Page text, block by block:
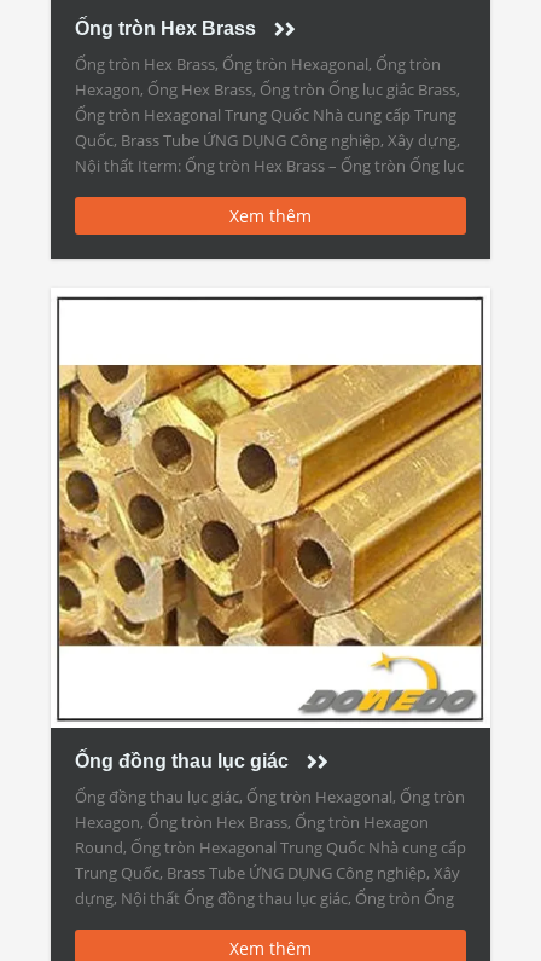
Ống tròn Hex Brass
Ống tròn Hex Brass, Ống tròn Hexagonal, Ống tròn
Hexagon, Ống Hex Brass, Ống tròn Ống lục giác Brass,
Ống tròn Hexagonal Trung Quốc Nhà cung cấp Trung
Quốc, Brass Tube ỨNG DỤNG Công nghiệp, Xây dựng,
Nội thất Iterm: Ống tròn Hex Brass – Ống tròn Ống lục
Xem thêm
Ống đồng thau lục giác
Ống đồng thau lục giác, Ống tròn Hexagonal, Ống tròn
Hexagon, Ống tròn Hex Brass, Ống tròn Hexagon
Round, Ống tròn Hexagonal Trung Quốc Nhà cung cấp
Trung Quốc, Brass Tube ỨNG DỤNG Công nghiệp, Xây
dựng, Nội thất Ống đồng thau lục giác, Ống tròn Ống
Xem thêm